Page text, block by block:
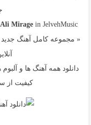
Mirage in JelvehMusic
« مجموعه کامل آهنگ
دانلود همه آهنگ ها و
کیفیت از